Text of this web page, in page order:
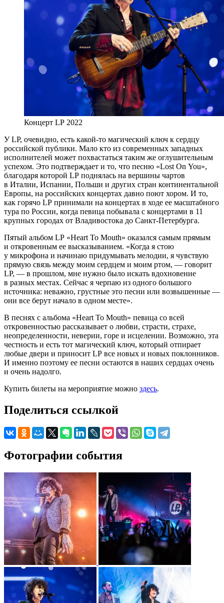
Концерт LP 2022
У LP, очевидно, есть какой-то магический ключ к сердцу
российской публики. Мало кто из современных западных
исполнителей может похвастаться таким же оглушительным
успехом. Это подтверждает и то, что песню «Lost On You»,
благодаря которой LP поднялась на вершины чартов
в Италии, Испании, Польши и других стран континентальной
Европы, на российских концертах давно поют хором. И то,
как горячо LP принимали на концертах в ходе ее масштабного
тура по России, когда певица побывала с концертами в 11
крупных городах от Владивостока до Санкт-Петербурга.
Пятый альбом LP «Heart To Mouth» оказался самым прямым
и откровенным ее высказыванием. «Когда я стою
у микрофона и начинаю придумывать мелодии, я чувствую
прямую связь между моим сердцем и моим ртом, — говорит
LP, — в прошлом, мне нужно было искать вдохновение
в разных местах. Сейчас я черпаю из одного большого
источника: неважно, грустные это песни или возвышенные —
они все берут начало в одном месте».
В песнях с альбома «Heart To Mouth» певица со всей
откровенностью рассказывает о любви, страсти, страхе,
неопределенности, неверии, горе и исцелении. Возможно, эта
честность и есть тот магический ключ, который отпирает
любые двери и приносит LP все новых и новых поклонников.
И именно поэтому ее песни остаются в наших сердцах очень
и очень надолго.
Купить билеты на мероприятие можно здесь.
Поделиться ссылкой
Фотографии события